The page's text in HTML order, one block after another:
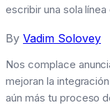
escribir una sola
By Vadim Solovey
Nos complace
mejoran la
aún más tu proceso